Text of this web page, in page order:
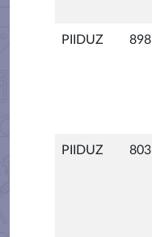
PIIDUZ 898
PIIDUZ 803